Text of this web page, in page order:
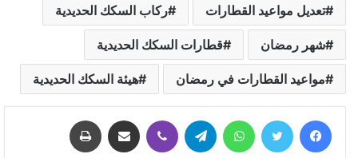
تعديل مواعيد القطارات ركاب السكك الحديدية
شهر رمضان قطارات السكك الحديدية
مواعيد القطارات في رمضان هيئة السكك الحديدية
فيسبوك تويتر واتساب تيلقرام ڤايبر مشاركة عبر البريد